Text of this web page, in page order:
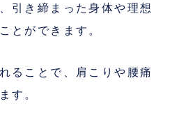
引き締まった身体や理想
とができます。
ることで、肩こりや腰痛
す。